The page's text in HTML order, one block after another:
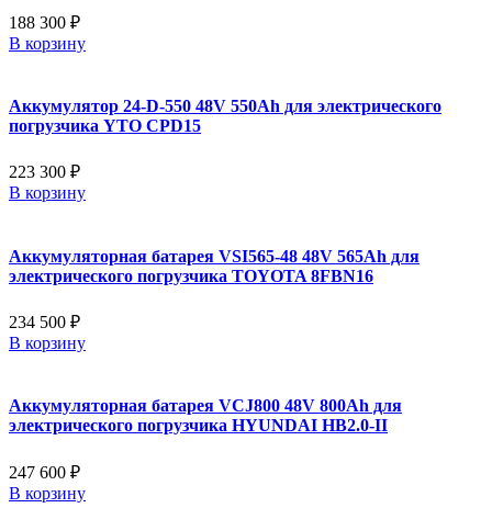
188 300 ₽
В корзину
Аккумулятор 24-D-550 48V 550Ah для электрического
погрузчика YTO CPD15
223 300 ₽
В корзину
Аккумуляторная батарея VSI565-48 48V 565Ah для
электрического погрузчика TOYOTA 8FBN16
234 500 ₽
В корзину
Аккумуляторная батарея VCJ800 48V 800Ah для
электрического погрузчика HYUNDAI HB2.0-II
247 600 ₽
В корзину